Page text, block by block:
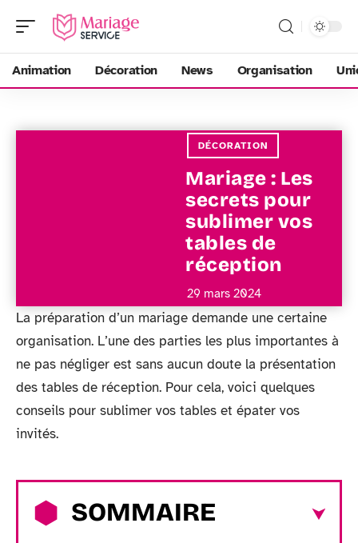
Animation Décoration News Organisation
DÉCORATION
Mariage : Les
secrets pour
sublimer vos
tables de
réception
29 mars 2024
La préparation d’un mariage demande une certaine
organisation. L’une des parties les plus importantes à
ne pas négliger est sans aucun doute la présentation
des tables de réception. Pour cela, voici quelques
conseils pour sublimer vos tables et épater vos
invités.
SOMMAIRE